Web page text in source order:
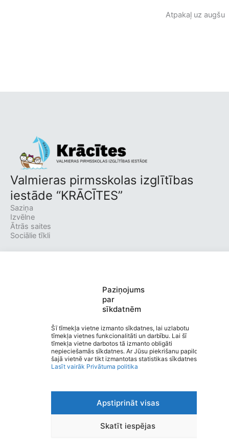
Paziņojums
par
sīkdatnēm
Šī tīmekļa vietne izmanto sīkdatnes, lai uzlabotu
tīmekļa vietnes funkcionalitāti un darbību. Lai šī
tīmekļa vietne darbotos tā izmanto obligāti
nepieciešamās sīkdatnes. Ar Jūsu piekrišanu papildus
šajā vietnē var tikt izmantotas statistikas sīkdatnes.
Lasīt vairāk Privātuma politika
Apstiprināt visas
Skatīt iespējas
Atpakaļ uz augšu
Valmieras pirmsskolas izglītības
iestāde “KRĀCĪTES”
Saziņa
Izvēlne
Ātrās saites
Sociālie tīkli
© 2026 Valmieras pirmsskolas izglītības iestāde
“KRĀCĪTES”
Personas datu aizsardzība